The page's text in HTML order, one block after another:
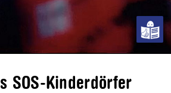
SOS-Kinderdörfer